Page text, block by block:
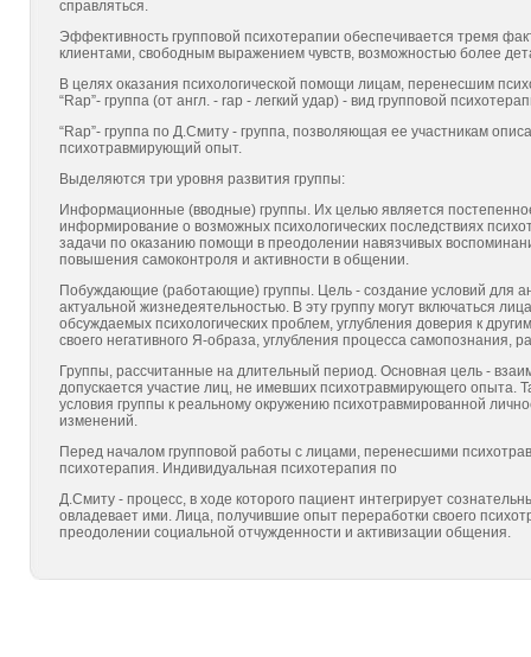
справляться.
Эффективность групповой психотерапии обеспечивается тремя
клиентами, свободным выражением чувств, возможностью более
В целях оказания психологической помощи лицам, перенесшим
“Rap”- группа (от англ. - rap - легкий удар) - вид групповой
“Rap”- группа по Д.Смиту - группа, позволяющая ее участникам
психотравмирующий опыт.
Выделяются три уровня развития группы:
Информационные (вводные) группы. Их целью является
информирование о возможных психологических последствиях
задачи по оказанию помощи в преодолении навязчивых
повышения самоконтроля и активности в общении.
Побуждающие (работающие) группы. Цель - создание условий для
актуальной жизнедеятельностью. В эту группу могут включаться
обсуждаемых психологических проблем, углубления доверия к
своего негативного Я-образа, углубления процесса самопознания,
Группы, рассчитанные на длительный период. Основная цель -
допускается участие лиц, не имевших психотравмирующего опыта.
условия группы к реальному окружению психотравмированной
изменений.
Перед началом групповой работы с лицами, перенесшими
психотерапия. Индивидуальная психотерапия по
Д.Смиту - процесс, в ходе которого пациент интегрирует
овладевает ими. Лица, получившие опыт переработки своего
преодолении социальной отчужденности и активизации общения.